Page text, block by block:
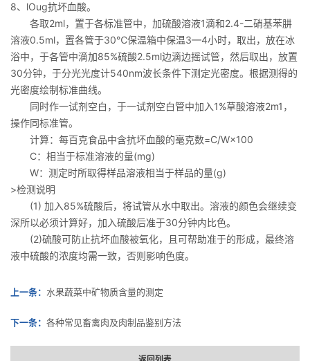
8、lOug抗坏血酸。
各取2ml，置于各标准管中，加硫酸溶液1滴和2.4-二硝基苯肼
溶液0.5ml，置各管于30℃保温箱中保温3—4小时，取出，放在冰
浴中，于各管中滴加85%硫酸2.5ml边滴边摇试管，然后取出，放置
30分钟，于分光光度计540nm波长条件下测定光密度。根据测得的
光密度绘制标准曲线。
同时作一试剂空白，于一试剂空白管中加入1%草酸溶液2m1，
操作同标准管。
计算：每百克食品中含抗坏血酸的毫克数=C/W×100
C：相当于标准溶液的量(mg)
W：测定时所取得样品溶液相当于样品的量(g)
>检测说明
(1) 加入85%硫酸后，将试管从水中取出。溶液的颜色会继续变
深所以必须计算好，加入硫酸后准于30分钟内比色。
(2)硫酸可防止抗坏血酸被氧化，且可帮助准于的形成，最终溶
液中硫酸的浓度均需一致，否则影响色度。
上一条： 水果蔬菜中矿物质含量的测定
下一条： 各种常见畜禽肉及肉制品鉴别方法